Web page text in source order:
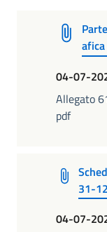
afica
04-07-
Allegato
pdf
31-
04-07-